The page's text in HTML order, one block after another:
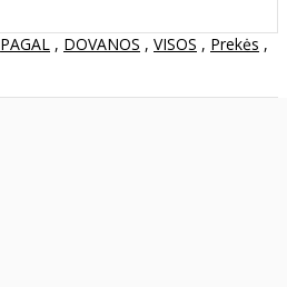
PAGAL , DOVANOS , VISOS , Prekės ,